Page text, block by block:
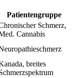
Patientengruppe
Schmerz,
Cannabis
breites